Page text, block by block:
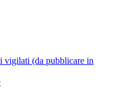
vigilati (da pubblicare in